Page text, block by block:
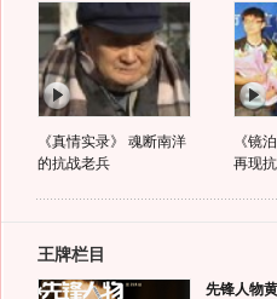
《真情实录》 魂断南洋
的抗战老兵
《镜
再现
王牌栏目
先锋人物